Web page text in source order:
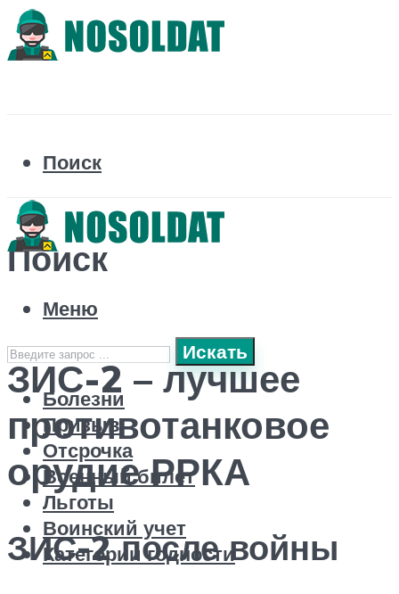
Поиск
Поиск
Искать
Болезни
Призыв
Отсрочка
Военный билет
Льготы
Воинский учет
Категории годности
Меню
ЗИС-2 – лучшее
противотанковое
орудие РРКА
ЗИС-2 после войны